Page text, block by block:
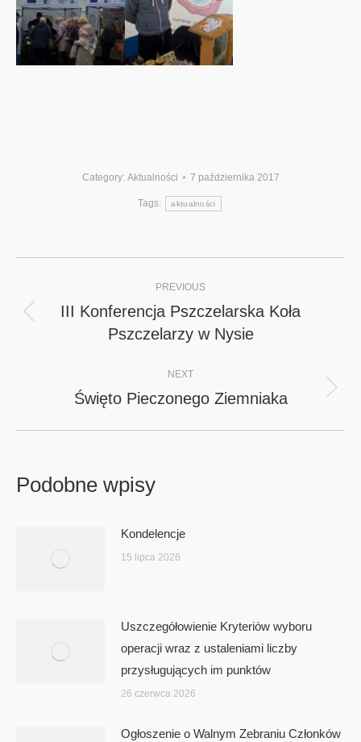
Category: Aktualności 7 października 2017
Tags: aktualności
navigation
PREVIOUS
Previous
post:
III Konferencja Pszczelarska Koła
Pszczelarzy w Nysie
NEXT
Next
Święto Pieczonego Ziemniaka
Podobne wpisy
Kondelencje
15 lipca 2026
Uszczegółowienie Kryteriów wyboru
operacji wraz z ustaleniami liczby
przysługujących im punktów
26 czerwca 2026
Ogłoszenie o Walnym Zebraniu Członków